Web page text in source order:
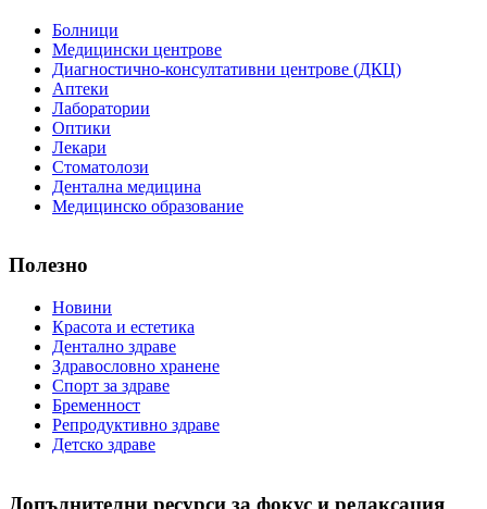
Болници
Медицински центрове
Диагностично-консултативни центрове (ДКЦ)
Аптеки
Лаборатории
Оптики
Лекари
Стоматолози
Дентална медицина
Медицинско образование
Полезно
Новини
Красота и естетика
Дентално здраве
Здравословно хранене
Спорт за здраве
Бременност
Репродуктивно здраве
Детско здраве
Допълнителни ресурси за фокус и релаксация